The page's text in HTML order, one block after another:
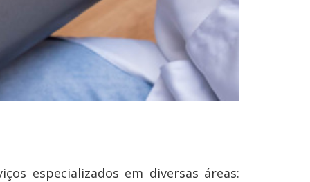
especializados em diversas áreas: